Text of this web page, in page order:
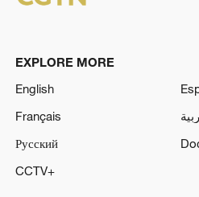
EXPLORE MORE
English
Français
Русский
CCTV+